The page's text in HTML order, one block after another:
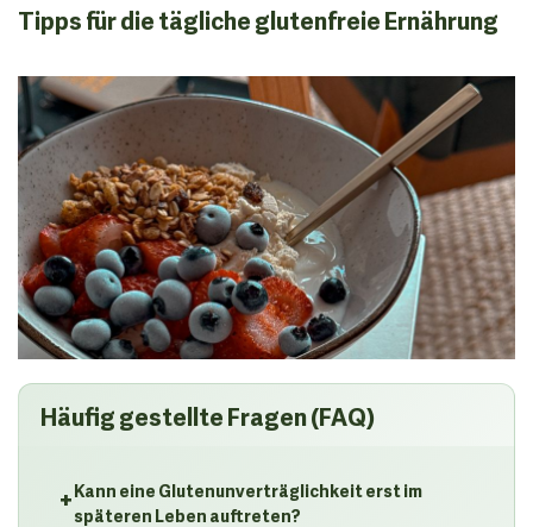
Tipps für die tägliche glutenfreie Ernährung
Häufig gestellte Fragen (FAQ)
+Kann eine Glutenunverträglichkeit erst im
späteren Leben auftreten?